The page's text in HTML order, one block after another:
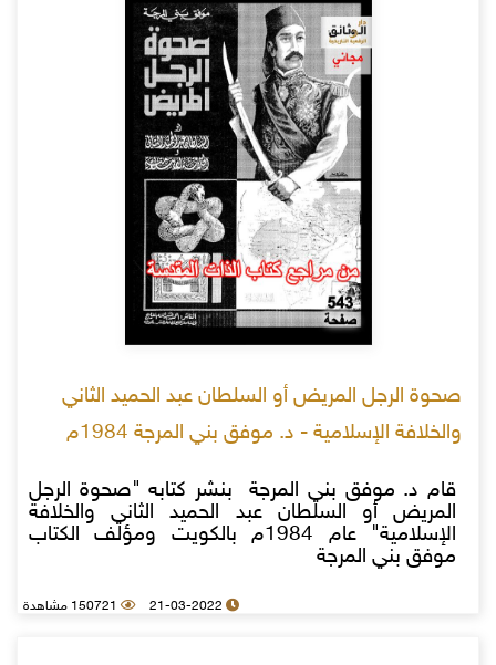
صحوة الرجل المريض أو السلطان عبد الحميد الثاني
والخلافة الإسلامية - د. موفق بني المرجة 1984م
قام د. موفق بني المرجة بنشر كتابه "صحوة الرجل
المريض أو السلطان عبد الحميد الثاني والخلافة
الإسلامية" عام 1984م بالكويت ومؤلف الكتاب
موفق بني المرجة
21-03-2022 150721 مشاهدة